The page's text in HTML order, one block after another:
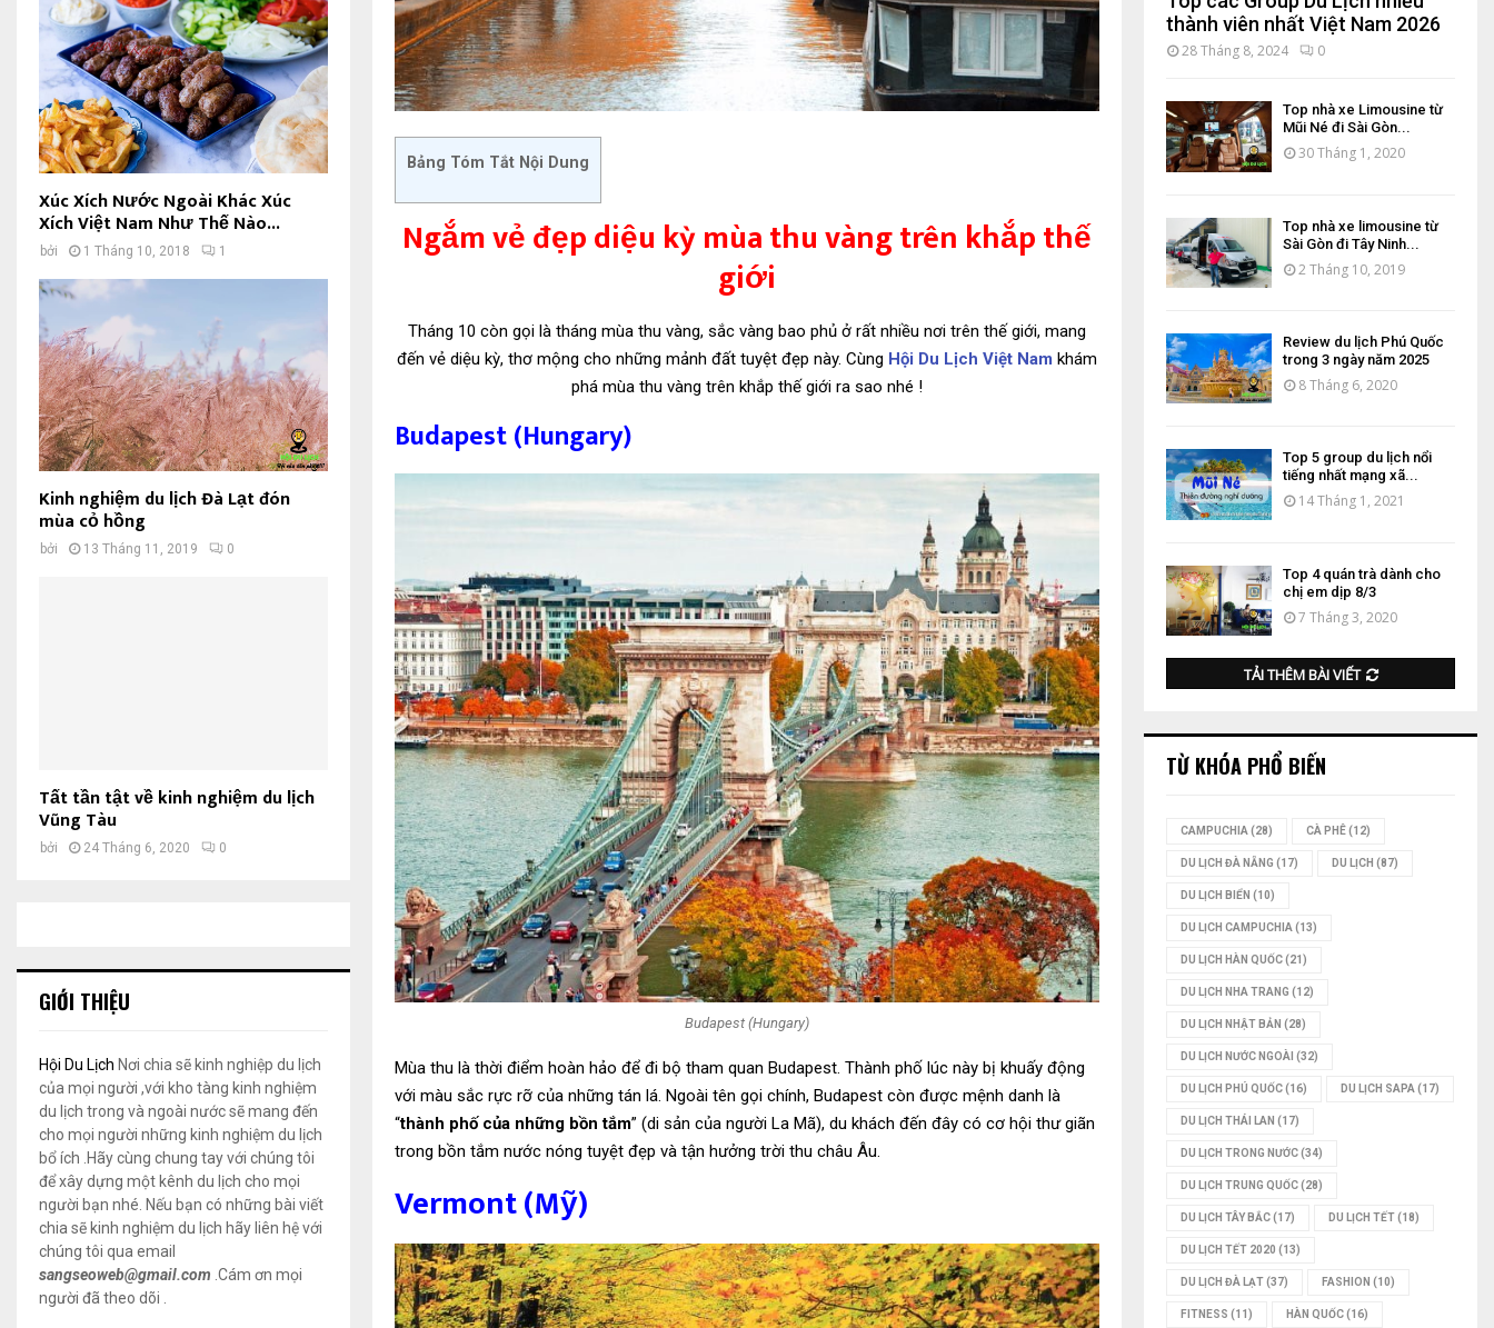
Bảng Tóm Tắt Nội Dung
Ngắm vẻ đẹp diệu kỳ mùa thu vàng trên khắp thế
giới
Tháng 10 còn gọi là tháng mùa thu vàng, sắc vàng bao phủ ở rất nhiều nơi trên thế giới, mang
đến vẻ diệu kỳ, thơ mộng cho những mảnh đất tuyệt đẹp này. Cùng Hội Du Lịch Việt Nam khám
phá mùa thu vàng trên khắp thế giới ra sao nhé !
Budapest (Hungary)
Budapest (Hungary)
Mùa thu là thời điểm hoàn hảo để đi bộ tham quan Budapest. Thành phố lúc này bị khuấy động
với màu sắc rực rỡ của những tán lá. Ngoài tên gọi chính, Budapest còn được mệnh danh là
“thành phố của những bồn tắm” (di sản của người La Mã), du khách đến đây có cơ hội thư giãn
trong bồn tắm nước nóng tuyệt đẹp và tận hưởng trời thu châu Âu.
Vermont (Mỹ)
Xúc Xích Nước Ngoài Khác Xúc
Xích Việt Nam Như Thế Nào...
bởi 1 Tháng 10, 2018 1
Kinh nghiệm du lịch Đà Lạt đón
mùa cỏ hồng
bởi 13 Tháng 11, 2019 0
Tất tần tật về kinh nghiệm du lịch
Vũng Tàu
bởi 24 Tháng 6, 2020 0
GIỚI THIỆU
Hội Du Lịch Nơi chia sẽ kinh nghiệp du lịch
của mọi người ,với kho tàng kinh nghiệm
du lịch trong và ngoài nước sẽ mang đến
cho mọi người những kinh nghiệm du lịch
bổ ích .Hãy cùng chung tay với chúng tôi
để xây dựng một kênh du lịch cho mọi
người bạn nhé. Nếu bạn có những bài viết
chia sẽ kinh nghiệm du lịch hãy liên hệ với
chúng tôi qua email
sangseoweb@gmail.com .Cám ơn mọi
người đã theo dõi .
thành viên nhất Việt Nam 2026
28 Tháng 8, 2024 0
Top nhà xe Limousine từ
Mũi Né đi Sài Gòn...
30 Tháng 1, 2020
Top nhà xe limousine từ
Sài Gòn đi Tây Ninh...
2 Tháng 10, 2019
Review du lịch Phú Quốc
trong 3 ngày năm 2025
8 Tháng 6, 2020
Top 5 group du lịch nổi
tiếng nhất mạng xã...
14 Tháng 1, 2021
Top 4 quán trà dành cho
chị em dịp 8/3
7 Tháng 3, 2020
TẢI THÊM BÀI VIẾT
TỪ KHÓA PHỔ BIẾN
CAMPUCHIA (28) CÀ PHÊ(12)
DU LỊCH ĐÀ NẴNG (17) DU LỊCH (87)
DU LỊCH BIỂN (10)
DU LỊCH CAMPUCHIA (13)
DU LỊCH HÀN QUỐC(21)
DU LỊCH NHA TRANG (12)
DU LỊCH NHẬT BẢN (28)
DU LỊCH NƯỚC NGOÀI (32)
DU LỊCH PHÚ QUỐC(16) DU LỊCH SAPA (17)
DU LỊCH THÁI LAN (17)
DU LỊCH TRONG NƯỚC(34)
DU LỊCH TRUNG QUỐC(28)
DU LỊCH TÂY BẮC(17) DU LỊCH TẾT(18)
DU LỊCH TẾT 2020 (13)
DU LỊCH ĐÀ LẠT(37) FASHION (10)
FITNESS (11) HÀN QUỐC(16)